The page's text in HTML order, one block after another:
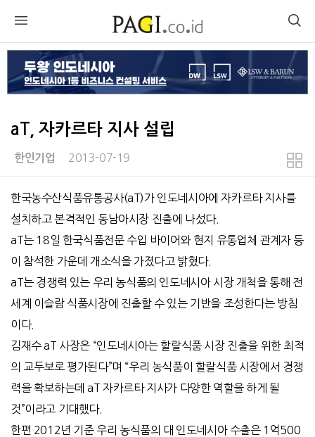
aT, 자카르타 지사 설립
한인기업 2013-07-19
본문
한국농수산식품유통공사(aT)가 인도네시아에 자카르타 지사를
설치하고 본격적인 동남아시장 진출에 나섰다.
aT는 18일 한국식품전문 수입 바이어와 현지 유통업체 관계자 등
이 참석한 가운데 개소식을 가졌다고 밝혔다.
aT는 경쟁력 있는 우리 농식품의 인도네시아 시장 개척을 통해 전
세계 이슬람 식품시장에 진출할 수 있는 기반을 조성한다는 방침
이다.
김재수 aT 사장은 “인도네시아는 할랄식품 시장 진출을 위한 최적
의 교두보로 평가된다”며 “우리 농식품이 할랄식품 시장에서 경쟁
력을 확보하는데 aT 자카르타 지사가 다양한 역할을 하게 될
것”이라고 기대했다.
한편 2012년 기준 우리 농식품의 대 인도네시아 수출은 1억500